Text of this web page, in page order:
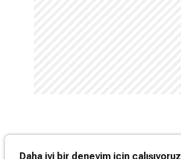
Daha iyi bir deneyim için çalışıyoruz